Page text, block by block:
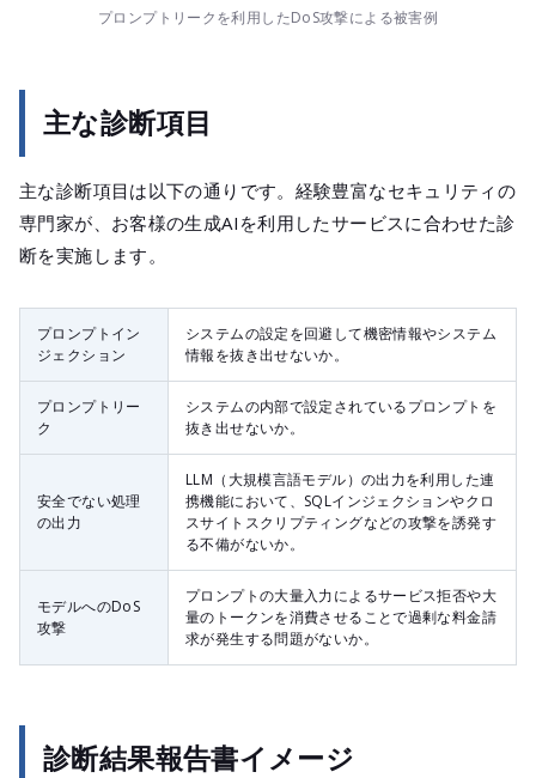
プロンプトリークを利用したDoS攻撃による被害例
主な診断項目
主な診断項目は以下の通りです。経験豊富なセキュリティの
専門家が、お客様の生成AIを利用したサービスに合わせた診
断を実施します。
プロンプトイン
ジェクション
システムの設定を回避して機密情報やシステム
情報を抜き出せないか。
プロンプトリー
ク
システムの内部で設定されているプロンプトを
抜き出せないか。
安全でない処理
の出力
LLM（大規模言語モデル）の出力を利用した連
携機能において、SQLインジェクションやクロ
スサイトスクリプティングなどの攻撃を誘発す
る不備がないか。
モデルへのDoS
攻撃
プロンプトの大量入力によるサービス拒否や大
量のトークンを消費させることで過剰な料金請
求が発生する問題がないか。
診断結果報告書イメージ